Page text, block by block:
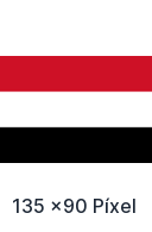
135 x90 Píxel